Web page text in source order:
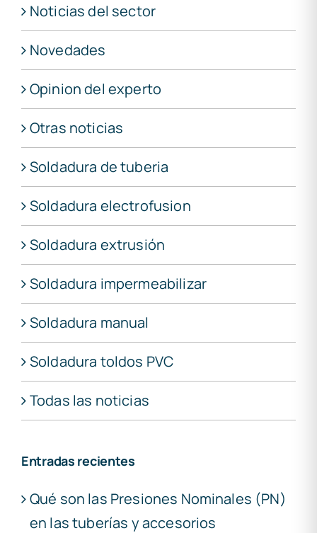
Noticias del sector
Novedades
Opinion del experto
Otras noticias
Soldadura de tuberia
Soldadura electrofusion
Soldadura extrusión
Soldadura impermeabilizar
Soldadura manual
Soldadura toldos PVC
Todas las noticias
Entradas recientes
Qué son las Presiones Nominales (PN)
en las tuberías y accesorios